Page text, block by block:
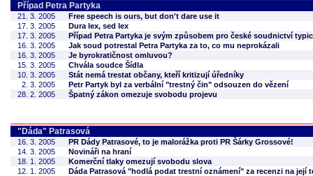
Případ Petra Partyka
21. 3. 2005
Free speech is ours, but don't dare use it
17. 3. 2005
Dura lex, sed lex
17. 3. 2005
Případ Petra Partyka je svým způsobem pro české soudnictví
16. 3. 2005
Jak soud potrestal Petra Partyka za to, co mu neprokázali
16. 3. 2005
Je byrokratičnost omluvou?
15. 3. 2005
Chvála soudce Šídla
10. 3. 2005
Stát nemá trestat občany, kteří kritizují úředníky
2. 3. 2005
Petr Partyk byl za verbální "trestný čin" odsouzen do vězení
28. 2. 2005
Špatný zákon omezuje svobodu projevu
"Dáda" Patrasová
16. 3. 2005
PR Dády Patrasové, to je malorážka proti PR Šárky Grossové!
14. 3. 2005
Novináři na hraní
18. 1. 2005
Komerční tlaky omezují svobodu slova
12. 1. 2005
Dáda Patrasová "hodlá podat trestní oznámení" za recenzi na její